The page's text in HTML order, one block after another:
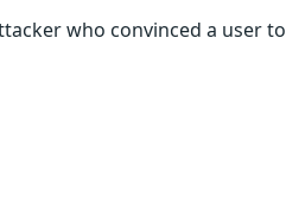
who convinced a user